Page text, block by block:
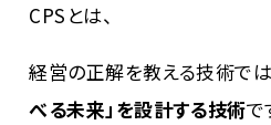
CPSとは、
経営の正解を教える技術では
べる未来」を設計する技術で